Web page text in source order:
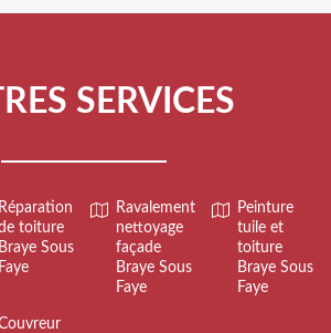
SERVICES
Réparation
toiture
Braye Sous
Faye
Ravalement
nettoyage
façade
Braye Sous
Faye
Peinture
tuile et
toiture
Braye Sous
Faye